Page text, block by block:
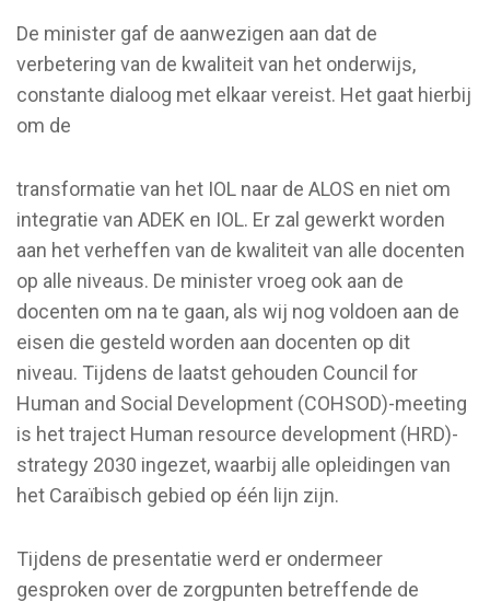
De minister gaf de aanwezigen aan dat de
verbetering van de kwaliteit van het onderwijs,
constante dialoog met elkaar vereist. Het gaat hierbij
om de
transformatie van het IOL naar de ALOS en niet om
integratie van ADEK en IOL. Er zal gewerkt worden
aan het verheffen van de kwaliteit van alle docenten
op alle niveaus. De minister vroeg ook aan de
docenten om na te gaan, als wij nog voldoen aan de
eisen die gesteld worden aan docenten op dit
niveau. Tijdens de laatst gehouden Council for
Human and Social Development (COHSOD)-meeting
is het traject Human resource development (HRD)-
strategy 2030 ingezet, waarbij alle opleidingen van
het Caraïbisch gebied op één lijn zijn.
Tijdens de presentatie werd er ondermeer
gesproken over de zorgpunten betreffende de